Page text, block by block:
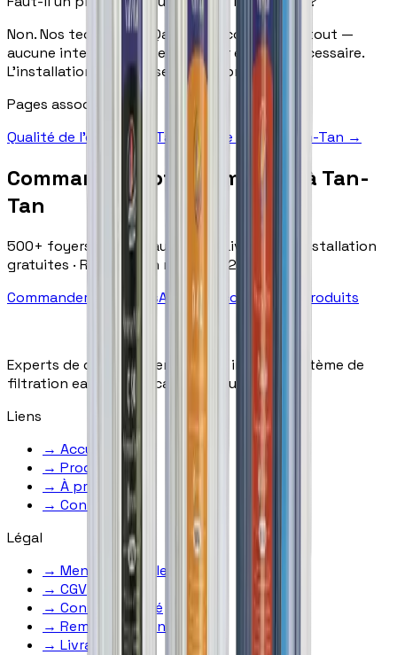
Non. Nos techniciens Qatarat s'occupent de tout —
aucune intervention de plombier externe nécessaire.
L'installation est incluse dans le prix.
Pages associées
Qualité de l'eau à Tan-Tan →
Filtre à eau à Tan-Tan →
Commandez votre osmoseur à Tan-
Tan
500+ foyers équipés au Maroc · Livraison & installation
gratuites · Réponse en moins de 2h
Commander sur WhatsApp
→ Découvrir nos produits
Experts de confiance en osmose inverse, système de
filtration eau et purification d'eau au Maroc.
Liens
→ Accueil
→ Produits
→ À propos
→ Contact
Légal
→ Mentions légales
→ CGV
→ Confidentialité
→ Remboursement
→ Livraison